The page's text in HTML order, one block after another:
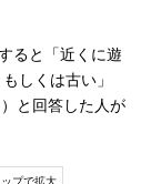
ると「近くに遊
しくは古い」
と回答した人が